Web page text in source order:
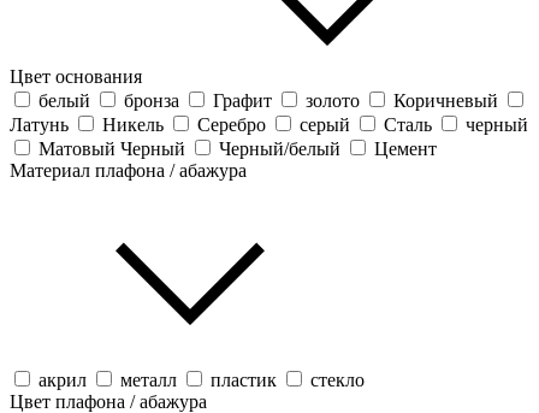
Цвет основания
белый
бронза Графит золото
Коричневый
Латунь
Никель Серебро серый Сталь
черный
Матовый Черный
Черный/белый
Цемент
Материал плафона / абажура
акрил металл пластик
стекло
Цвет плафона / абажура